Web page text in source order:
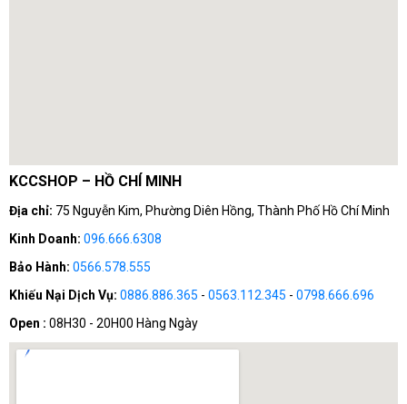
bỉ của sản phẩm. RAM Corsair được chế tạo từ các linh
kiện chất lượng cao và trải qua quá trình kiểm tra nghiêm
ngặt để đảm bảo hoạt động ổn định và bền vững. Điều này
của Corsair và đảm bảo rằng họ có một bộ nhớ mạnh mẽ
và đáng tin cậy.
KCCSHOP – HỒ CHÍ MINH
Địa chỉ: 75 Nguyễn Kim, Phường Diên Hồng, Thành Phố Hồ Chí Minh
Kinh Doanh: 096.666.6308
Bảo Hành: 0566.578.555
Khiếu Nại Dịch Vụ: 0886.886.365 - 0563.112.345 - 0798.666.696
Open : 08H30 - 20H00 Hàng Ngày